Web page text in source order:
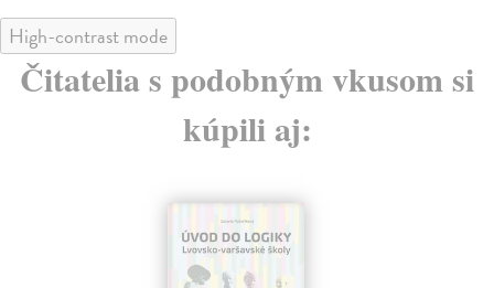
High-contrast mode
Čitatelia s podobným vkusom si
kúpili aj: